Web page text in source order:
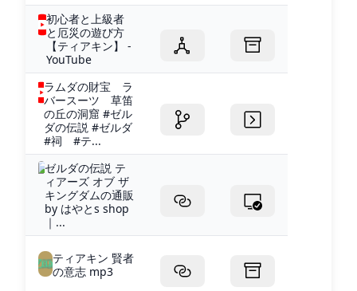
初心者と上級者
と厄災の遊び方
【ティアキン】 -
YouTube
ラムダの財宝 ラ
バースーツ 草笛
の丘の洞窟 #ゼル
ダの伝説 #ゼルダ
#祠 #テ...
ゼルダの伝説 テ
ィアーズ オブ ザ
キングダムの通販
by はやとs shop
｜...
ティアキン 賢者
の意志 mp3